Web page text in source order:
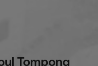
Tompong